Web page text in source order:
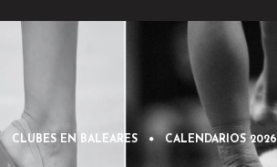
CLUBES EN BALEARES CALENDARIOS 2026